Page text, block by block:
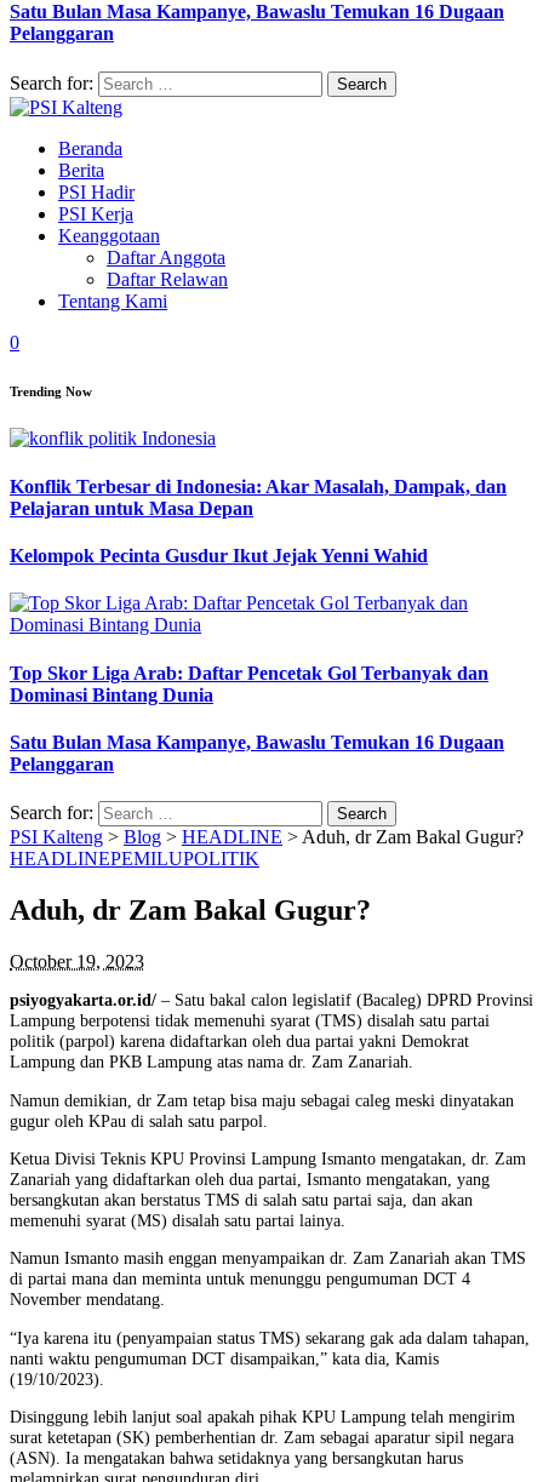
Satu Bulan Masa Kampanye, Bawaslu Temukan 16 Dugaan
Pelanggaran
Search for:
Beranda
Berita
PSI Hadir
PSI Kerja
Keanggotaan
Daftar Anggota
Daftar Relawan
Tentang Kami
0
Trending Now
Konflik Terbesar di Indonesia: Akar Masalah, Dampak, dan
Pelajaran untuk Masa Depan
Kelompok Pecinta Gusdur Ikut Jejak Yenni Wahid
Top Skor Liga Arab: Daftar Pencetak Gol Terbanyak dan
Dominasi Bintang Dunia
Satu Bulan Masa Kampanye, Bawaslu Temukan 16 Dugaan
Pelanggaran
Search for:
PSI Kalteng > Blog > HEADLINE > Aduh, dr Zam Bakal Gugur?
HEADLINEPEMILUPOLITIK
Aduh, dr Zam Bakal Gugur?
October 19, 2023
psiyogyakarta.or.id/ – Satu bakal calon legislatif (Bacaleg) DPRD Provinsi
Lampung berpotensi tidak memenuhi syarat (TMS) disalah satu partai
politik (parpol) karena didaftarkan oleh dua partai yakni Demokrat
Lampung dan PKB Lampung atas nama dr. Zam Zanariah.
Namun demikian, dr Zam tetap bisa maju sebagai caleg meski dinyatakan
gugur oleh KPau di salah satu parpol.
Ketua Divisi Teknis KPU Provinsi Lampung Ismanto mengatakan, dr. Zam
Zanariah yang didaftarkan oleh dua partai, Ismanto mengatakan, yang
bersangkutan akan berstatus TMS di salah satu partai saja, dan akan
memenuhi syarat (MS) disalah satu partai lainya.
Namun Ismanto masih enggan menyampaikan dr. Zam Zanariah akan TMS
di partai mana dan meminta untuk menunggu pengumuman DCT 4
November mendatang.
“Iya karena itu (penyampaian status TMS) sekarang gak ada dalam tahapan,
nanti waktu pengumuman DCT disampaikan,” kata dia, Kamis
(19/10/2023).
Disinggung lebih lanjut soal apakah pihak KPU Lampung telah mengirim
surat ketetapan (SK) pemberhentian dr. Zam sebagai aparatur sipil negara
(ASN). Ia mengatakan bahwa setidaknya yang bersangkutan harus